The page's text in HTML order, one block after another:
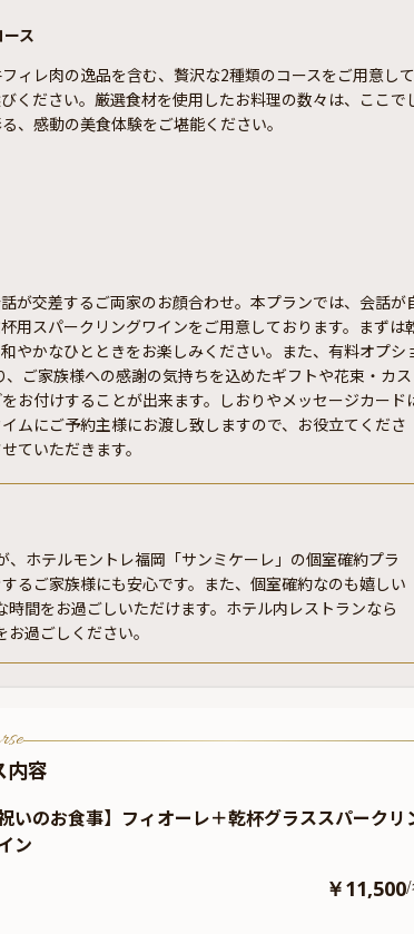
ス
ィレ肉の逸品を含む、贅沢な2種類のコースをご用意して
ください。厳選食材を使用したお料理の数々は、ここで
、感動の美食体験をご堪能ください。
が交差するご両家のお顔合わせ。本プランでは、会話が
用スパークリングワインをご用意しております。まずは
やかなひとときをお楽しみください。また、有料オプシ
ご家族様への感謝の気持ちを込めたギフトや花束・カス
お付けすることが出来ます。しおりやメッセージカード
ムにご予約主様にお渡し致しますので、お役立てくださ
ていただきます。
ホテルモントレ福岡「サンミケーレ」の個室確約プラ
るご家族様にも安心です。また、個室確約なのも嬉しい
間をお過ごしいただけます。ホテル内レストランなら
過ごしください。
内容
祝いのお食事】フィオーレ＋乾杯グラススパークリ
ン
￥11,500/